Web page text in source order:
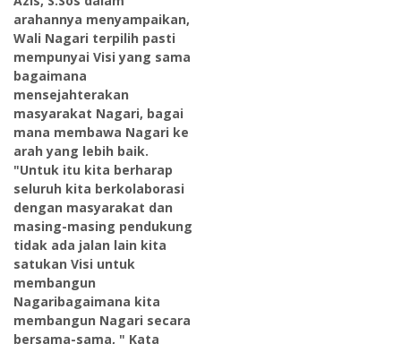
arahannya menyampaikan,
Wali Nagari terpilih pasti
mempunyai Visi yang sama
bagaimana
mensejahterakan
masyarakat Nagari, bagai
mana membawa Nagari ke
arah yang lebih baik.
"Untuk itu kita berharap
seluruh kita berkolaborasi
dengan masyarakat dan
masing-masing pendukung
tidak ada jalan lain kita
satukan Visi untuk
membangun
Nagaribagaimana kita
membangun Nagari secara
bersama-sama, " Kata